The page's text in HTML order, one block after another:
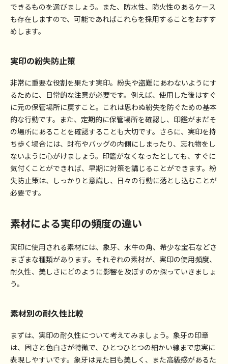
できるものを選びましょう。また、防水性、防火性のあるケース
も存在しますので、可能であればこれらを採用することをおすす
めします。
実印の紛失防止策
非常に重要な役割を果たす実印。紛失や盗難にあわないようにす
るために、日常的な注意が必要です。例えば、使用した後はすぐ
に元の保管場所に戻すこと。これは思わぬ紛失を防ぐための基本
的な行動です。また、定期的に保管場所を確認し、印鑑がまだそ
の場所にあることを確認することも大切です。さらに、実印を持
ち歩く場合には、財布やバッグの内側にしまったり、忘れ物をし
ないように心がけましょう。印鑑がなくなったとしても、すぐに
気付くことができれば、早期に対策を講じることができます。紛
失防止策は、しっかりと意識し、日々の行動に落とし込むことが
必要です。
素材による実印の頻度の違い
実印に使用される素材には、象牙、水牛の角、希少な宝石などさ
まざまな種類があります。それぞれの素材が、実印の使用頻度、
耐久性、美しさにどのように影響を及ぼすのか探っていきましょ
う。
素材別の耐久性比較
まずは、実印の耐久性について考えてみましょう。象牙の印章
は、固さと色白さが特徴で、ひとつひとつの細かい線まで忠実に
表現しやすいです。象牙は見た目も美しく、また高級感があるた